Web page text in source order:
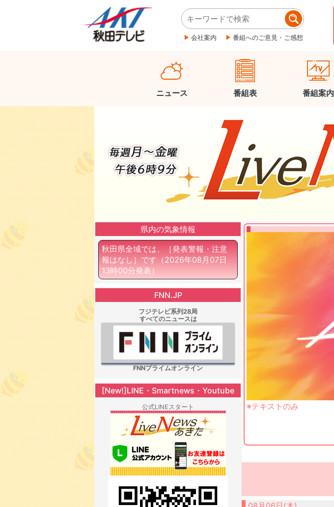
会社案内 番組へのご意見・ご感想
ニュース 番組表 番組案内
※テキストのみ
県内の気象情報
秋田県全域では、［発表警報・注意
報はなし］です （2026年08月07日
13時00分発表）
FNN.JP
フジテレビ系列28局
すべてのニュースは
FNNプライムオンライン
[New!]LINE・Smartnews・Youtube
公式LINEスタート